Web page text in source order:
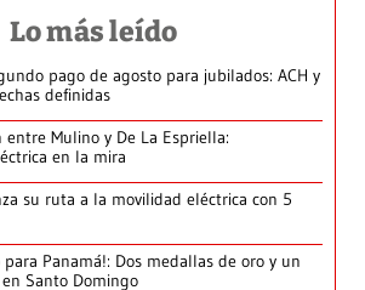
Lo más leído
pago de agosto para jubilados: ACH y
definidas
entre Mulino y De La Espriella:
en la mira
su ruta a la movilidad eléctrica con 5
para Panamá!: Dos medallas de oro y un
Santo Domingo